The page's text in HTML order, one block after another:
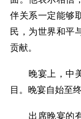
伴关系一定能够
民，为世界和平
贡献。
晚宴上，中美
目。晚宴自始至
出席晚宴的有